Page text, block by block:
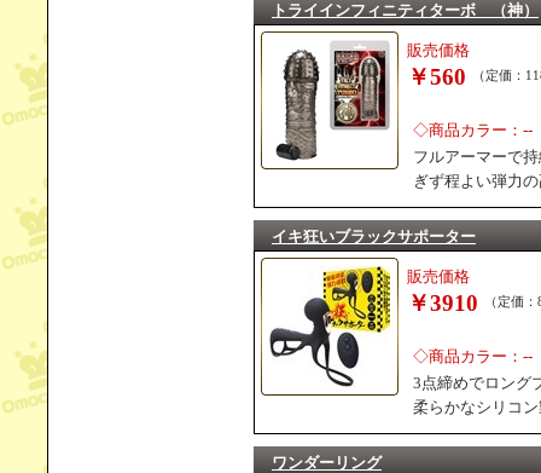
トライインフィニティターボ （神）
販売価格
￥560 （定価：
◇商品カラー：--
フルアーマーで
ぎず程よい弾力
イキ狂いブラックサポーター
販売価格
￥3910 （定価
◇商品カラー：--
3点締めでロング
柔らかなシリコ
ワンダーリング